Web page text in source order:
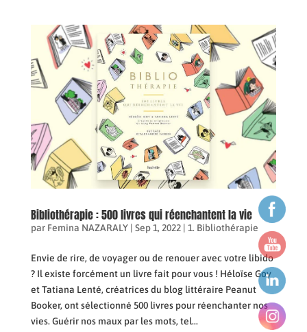
Bibliothérapie : 500 livres qui réenchantent la vie
par Femina NAZARALY| Sep 1, 2022| 1. Bibliothérapie
Envie de rire, de voyager ou de renouer avec votre libido
? Il existe forcément un livre fait pour vous ! Héloïse Goy
et Tatiana Lenté, créatrices du blog littéraire Peanut
Booker, ont sélectionné 500 livres pour réenchanter nos
vies. Guérir nos maux par les mots, tel...